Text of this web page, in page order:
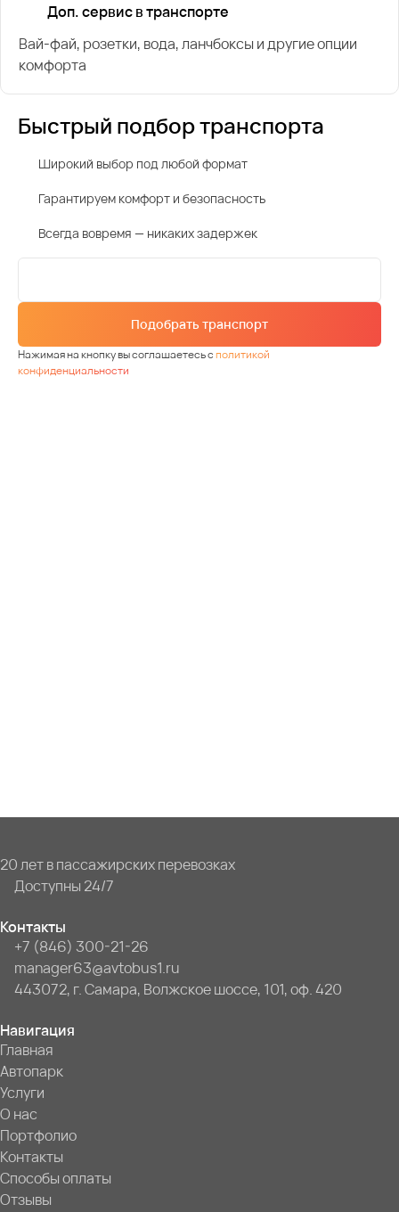
Доп. сервис в транспорте
Вай-фай, розетки, вода, ланчбоксы и другие опции
комфорта
Быстрый подбор транспорта
Широкий выбор под любой формат
Гарантируем комфорт и безопасность
Всегда вовремя — никаких задержек
Подобрать транспорт
Нажимая на кнопку вы соглашаетесь сполитикой
конфиденциальности
20 лет в пассажирских перевозках
Доступны 24/7
Контакты
+7 (846) 300-21-26
manager63@avtobus1.ru
443072, г. Самара, Волжское шоссе, 101, оф. 420
Навигация
Главная
Автопарк
Услуги
О нас
Портфолио
Контакты
Способы оплаты
Отзывы